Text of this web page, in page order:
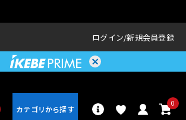
ログイン 新規会員登録
0